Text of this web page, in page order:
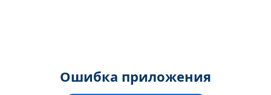
Ошибка приложения